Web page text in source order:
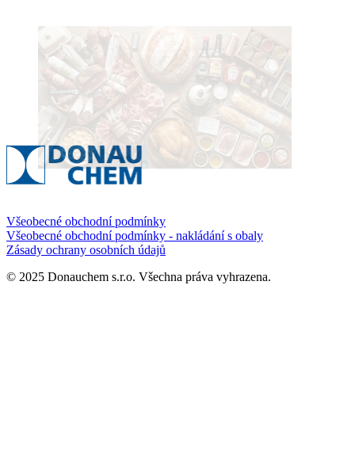
Všeobecné obchodní podmínky
Všeobecné obchodní podmínky - nakládání s obaly
Zásady ochrany osobních údajů
© 2025 Donauchem s.r.o. Všechna práva vyhrazena.